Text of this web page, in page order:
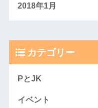
2018年1月
カテゴリー
PとJK
イベント